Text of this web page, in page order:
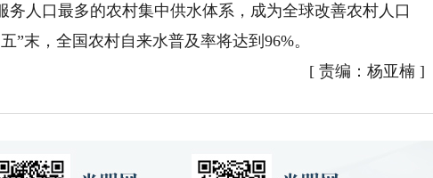
人口最多的农村集中供水体系，成为全球改善农村人口
”末，全国农村自来水普及率将达到96%。
[ 责编：杨亚楠 ]